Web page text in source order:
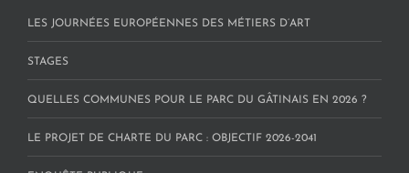
LES JOURNÉES EUROPÉENNES DES MÉTIERS D’ART
STAGES
QUELLES COMMUNES POUR LE PARC DU GÂTINAIS EN 2026 ?
LE PROJET DE CHARTE DU PARC : OBJECTIF 2026-2041